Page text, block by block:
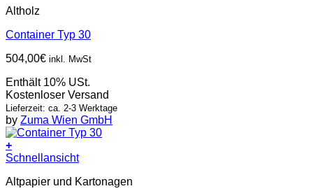
Altholz
Container Typ 30
504,00€ inkl. MwSt
Enthält 10% USt.
Kostenloser Versand
Lieferzeit: ca. 2-3 Werktage
by Zuma Wien GmbH
+
Schnellansicht
Altpapier und Kartonagen